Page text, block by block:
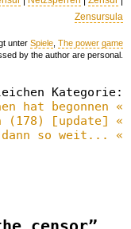
Zensursula
unter Spiele, The power game
by the author are personal.
Kategorie:
hat begonnen «
(178) [update] «
so weit... «